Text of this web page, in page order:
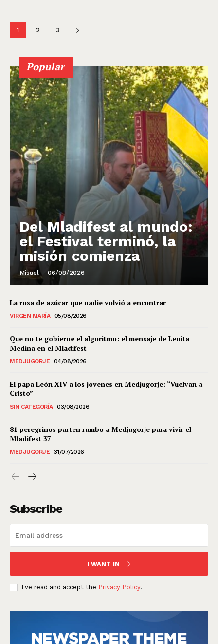
1 2 3
Popular
Del Mladifest al mundo:
el Festival terminó, la
misión comienza
Misael - 06/08/2026
La rosa de azúcar que nadie volvió a encontrar
VIRGEN MARÍA 05/08/2026
Que no te gobierne el algoritmo: el mensaje de Lenita
Medina en el Mladifest
MEDJUGORJE 04/08/2026
El papa León XIV a los jóvenes en Medjugorje: “Vuelvan a
Cristo”
SIN CATEGORÍA 03/08/2026
81 peregrinos parten rumbo a Medjugorje para vivir el
Mladifest 37
MEDJUGORJE 31/07/2026
Subscribe
I WANT IN
I've read and accept the Privacy Policy.